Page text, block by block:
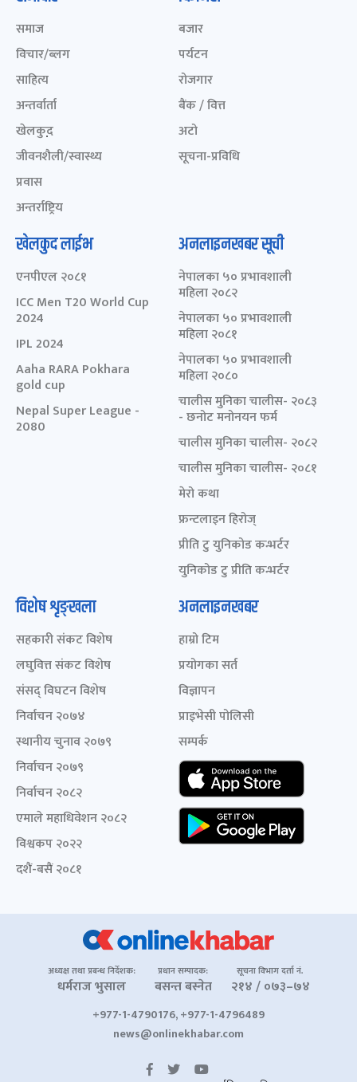
समाज
विचार/ब्लग
साहित्य
अन्तर्वार्ता
खेलकुद़़
जीवनशैली/स्वास्थ्य
प्रवास
अन्तर्राष्ट्रिय
बजार
पर्यटन
रोजगार
बैंक / वित्त
अटो
सूचना-प्रविधि
खेलकुद लाईभ
एनपीएल २०८१
ICC Men T20 World Cup
2024
IPL 2024
Aaha RARA Pokhara
gold cup
Nepal Super League -
2080
अनलाइनखबर सूची
नेपालका ५० प्रभावशाली
महिला २०८२
नेपालका ५० प्रभावशाली
महिला २०८१
नेपालका ५० प्रभावशाली
महिला २०८०
चालीस मुनिका चालीस- २०८३
- छनोट मनोनयन फर्म
चालीस मुनिका चालीस- २०८२
चालीस मुनिका चालीस- २०८१
मेरो कथा
फ्रन्टलाइन हिरोज्
प्रीति टु युनिकोड कन्भर्टर
युनिकोड टु प्रीति कन्भर्टर
विशेष शृङ्खला
सहकारी संकट विशेष
लघुवित्त संकट विशेष
संसद् विघटन विशेष
निर्वाचन २०७४
स्थानीय चुनाव २०७९
निर्वाचन २०७९
निर्वाचन २०८२
एमाले महाधिवेशन २०८२
विश्वकप २०२२
दशैं-बसैं २०८१
अनलाइनखबर
हाम्रो टिम
प्रयोगका सर्त
विज्ञापन
प्राइभेसी पोलिसी
सम्पर्क
अध्यक्ष तथा प्रबन्ध निर्देशक:
धर्मराज भुसाल
प्रधान सम्पादक:
बसन्त बस्नेत
सूचना विभाग दर्ता नं.
२१४ / ०७३–७४
+977-1-4790176, +977-1-4796489
news@onlinekhabar.com